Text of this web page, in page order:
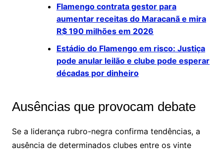
Flamengo contrata gestor para
aumentar receitas do Maracanã e mira
R$ 190 milhões em 2026
Estádio do Flamengo em risco: Justiça
pode anular leilão e clube pode esperar
décadas por dinheiro
Ausências que provocam debate
Se a liderança rubro-negra confirma tendências, a
ausência de determinados clubes entre os vinte